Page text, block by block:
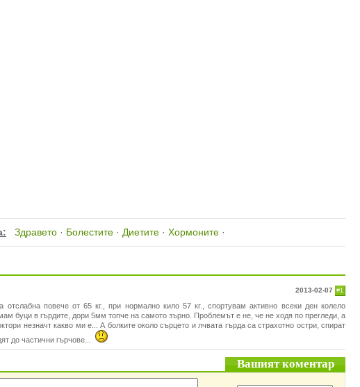
Здравето · Болестите · Диетите · Хормоните ·
2013-02-07 #1
отслабна повече от 65 кг., при нормално кило 57 кг., спортувам активно всеки ден колело
буци в гърдите, дори 5мм топче на самото зърно. Проблемът е не, че не ходя по прегледи, а
незначт какво ми е... А болките около сърцето и лчвата гърда са страхотно остри, спират
до частични гърчове...
Вашият коментар